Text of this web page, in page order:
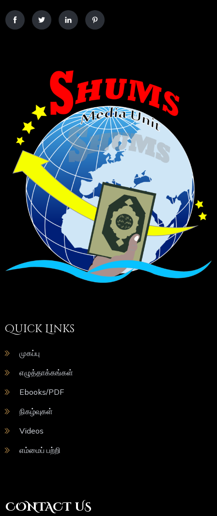
Quick Links
முகப்பு
எழுத்தாக்கங்கள்
Ebooks/PDF
நிகழ்வுகள்
Videos
எம்மைப் பற்றி
CONTACT US